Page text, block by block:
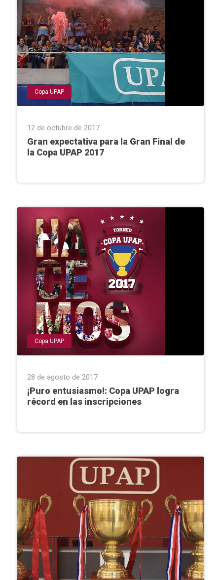
Copa UPAP
12 de octubre de 2017
Gran expectativa para la Gran Final de
la Copa UPAP 2017
Copa UPAP
28 de agosto de 2017
¡Puro entusiasmo!: Copa UPAP logra
récord en las inscripciones